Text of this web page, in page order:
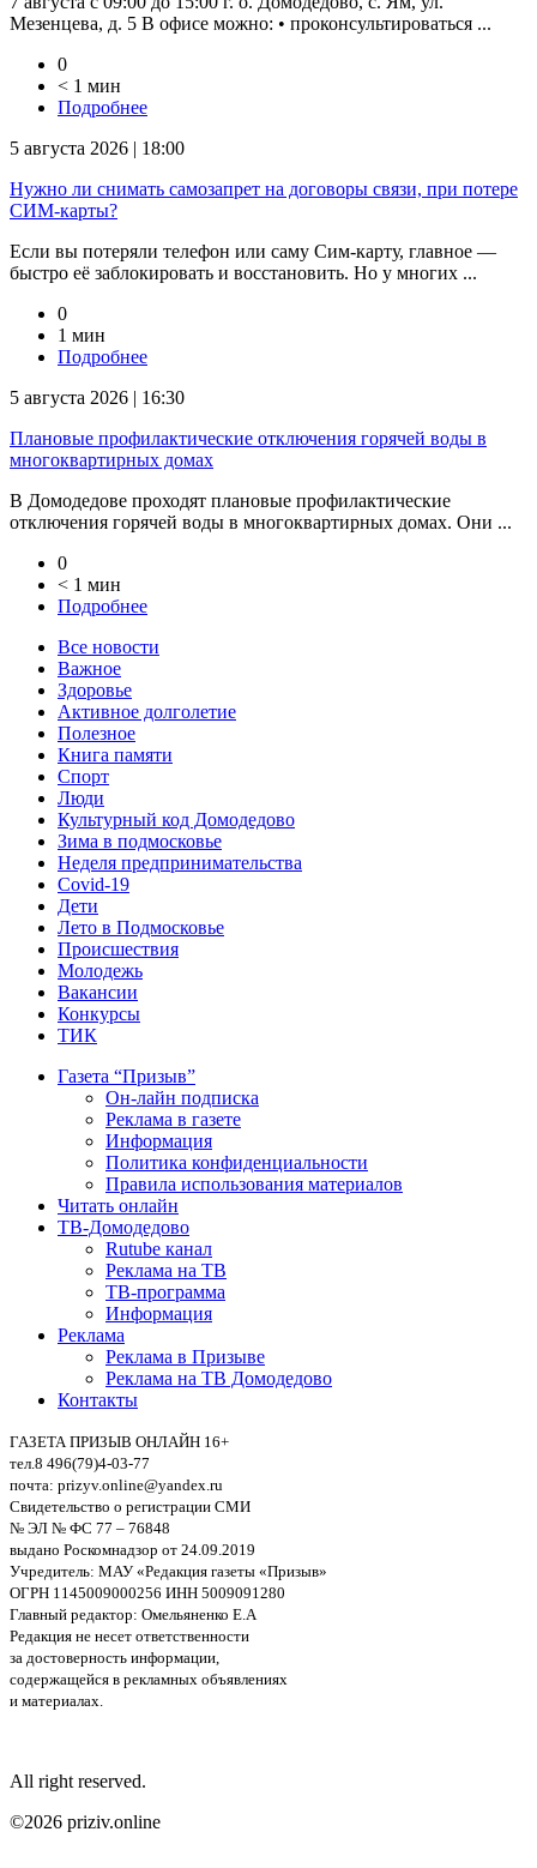
Мезенцева, д. 5 В офисе можно: • проконсультироваться ...
0
< 1 мин
Подробнее
5 августа 2026 | 18:00
Нужно ли снимать самозапрет на договоры связи, при потере
СИМ-карты?
Если вы потеряли телефон или саму Сим-карту, главное —
быстро её заблокировать и восстановить. Но у многих ...
0
1 мин
Подробнее
5 августа 2026 | 16:30
Плановые профилактические отключения горячей воды в
многоквартирных домах
В Домодедове проходят плановые профилактические
отключения горячей воды в многоквартирных домах. Они ...
0
< 1 мин
Подробнее
Все новости
Важное
Здоровье
Активное долголетие
Полезное
Книга памяти
Спорт
Люди
Культурный код Домодедово
Зима в подмосковье
Неделя предпринимательства
Covid-19
Дети
Лето в Подмосковье
Происшествия
Молодежь
Вакансии
Конкурсы
ТИК
Газета “Призыв”
Он-лайн подписка
Реклама в газете
Информация
Политика конфиденциальности
Правила использования материалов
Читать онлайн
ТВ-Домодедово
Rutube канал
Реклама на ТВ
ТВ-программа
Информация
Реклама
Реклама в Призыве
Реклама на ТВ Домодедово
Контакты
ГАЗЕТА ПРИЗЫВ ОНЛАЙН 16+
тел.8 496(79)4-03-77
почта: prizyv.online@yandex.ru
Свидетельство о регистрации СМИ
№ ЭЛ № ФС 77 – 76848
выдано Роскомнадзор от 24.09.2019
Учредитель: МАУ «Редакция газеты «Призыв»
ОГРН 1145009000256 ИНН 5009091280
Главный редактор: Омельяненко Е.А
Редакция не несет ответственности
за достоверность информации,
содержащейся в рекламных объявлениях
и материалах.
All right reserved.
©2026 priziv.online